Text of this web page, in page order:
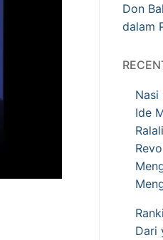
Don
dalam
Nasi
Ide
Dari